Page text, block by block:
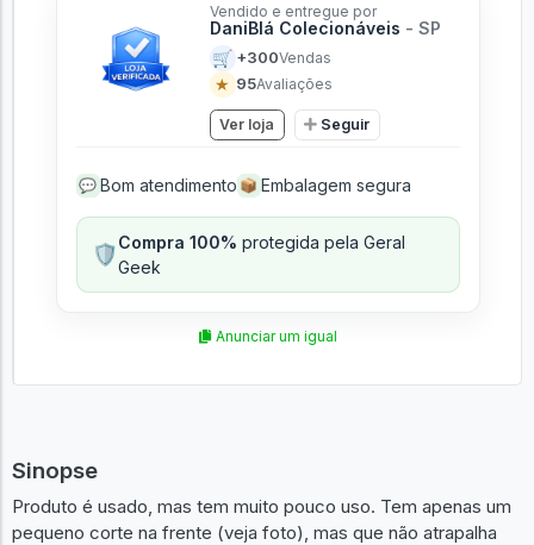
Vendido e entregue por
DaniBlá Colecionáveis - SP
🛒 +300Vendas
★ 95Avaliações
Ver loja Seguir
💬 Bom atendimento 📦 Embalagem segura
🛡️Compra 100% protegida pela Geral
Geek
Anunciar um igual
Sinopse
Produto é usado, mas tem muito pouco uso. Tem apenas um
pequeno corte na frente (veja foto), mas que não atrapalha